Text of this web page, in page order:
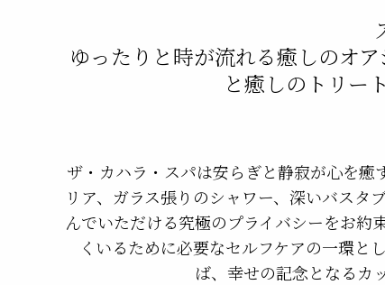
ゆったりと時が流れる癒しのオ
と癒しのトリー
ザ・カハラ・スパは安らぎと静寂が心を
リア、ガラス張りのシャワー、深いバス
んでいただける究極のプライバシーをお約
くいるために必要なセルフケアの一環
ば、幸せの記念となるカ